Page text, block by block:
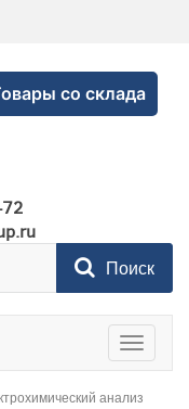
со склада
Поиск
Toggle
анализ